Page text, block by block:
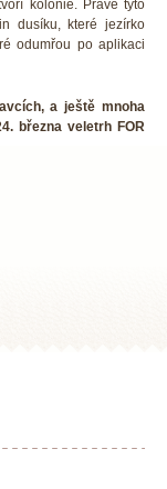
kolonie. Právě tyto
dusíku, které jezírko
odumřou po aplikaci
a ještě mnoha
března veletrh FOR